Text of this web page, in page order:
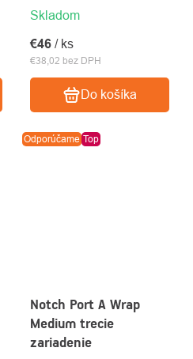
Skladom
€38,02 bez DPH
€46 / ks
Do košíka
Odporúčame Top
Notch Port A Wrap
Medium trecie
zariadenie